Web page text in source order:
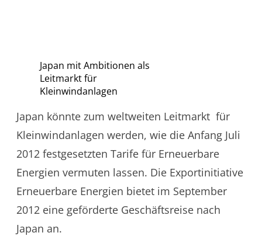
Japan mit Ambitionen als
Leitmarkt für
Kleinwindanlagen
Japan könnte zum weltweiten Leitmarkt für
Kleinwindanlagen werden, wie die Anfang Juli
2012 festgesetzten Tarife für Erneuerbare
Energien vermuten lassen. Die Exportinitiative
Erneuerbare Energien bietet im September
2012 eine geförderte Geschäftsreise nach
Japan an.